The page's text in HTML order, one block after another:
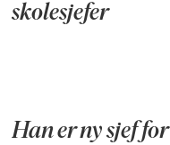
skolesjefer
Han er ny sjef for